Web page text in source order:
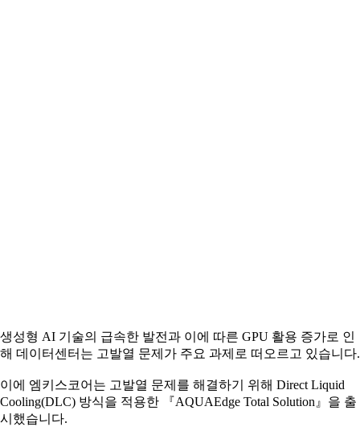
생성형 AI 기술의 급속한 발전과 이에 따른 GPU 활용 증가로 인
해 데이터센터는 고발열 문제가 주요 과제로 떠오르고 있습니다.
이에 엠키스코어는 고발열 문제를 해결하기 위해 Direct Liquid
Cooling(DLC) 방식을 적용한 『AQUAEdge Total Solution』을 출
시했습니다.